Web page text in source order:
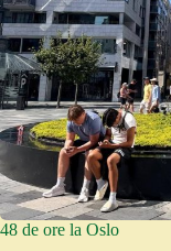
48 de ore la Oslo